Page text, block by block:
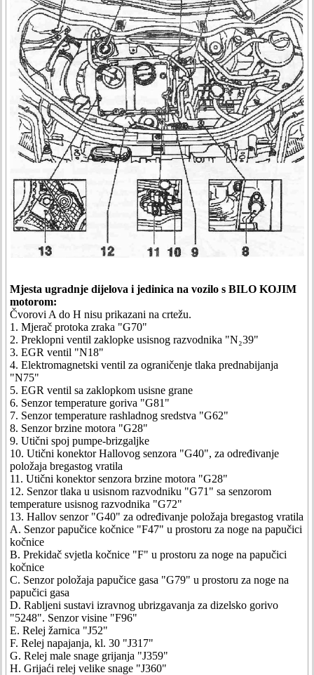
Mjesta ugradnje dijelova i jedinica na vozilo s BILO KOJIM
motorom:
Čvorovi A do H nisu prikazani na crtežu.
1. Mjerač protoka zraka "G70"
2. Preklopni ventil zaklopke usisnog razvodnika "N₂39"
3. EGR ventil "N18"
4. Elektromagnetski ventil za ograničenje tlaka prednabijanja
"N75"
5. EGR ventil sa zaklopkom usisne grane
6. Senzor temperature goriva "G81"
7. Senzor temperature rashladnog sredstva "G62"
8. Senzor brzine motora "G28"
9. Utični spoj pumpe-brizgaljke
10. Utični konektor Hallovog senzora "G40", za određivanje
položaja bregastog vratila
11. Utični konektor senzora brzine motora "G28"
12. Senzor tlaka u usisnom razvodniku "G71" sa senzorom
temperature usisnog razvodnika "G72"
13. Hallov senzor "G40" za određivanje položaja bregastog vratila
A. Senzor papučice kočnice "F47" u prostoru za noge na papučici
kočnice
B. Prekidač svjetla kočnice "F" u prostoru za noge na papučici
kočnice
C. Senzor položaja papučice gasa "G79" u prostoru za noge na
papučici gasa
D. Rabljeni sustavi izravnog ubrizgavanja za dizelsko gorivo
"5248". Senzor visine "F96"
E. Relej žarnica "J52"
F. Relej napajanja, kl. 30 "J317"
G. Relej male snage grijanja "J359"
H. Grijaći relej velike snage "J360"